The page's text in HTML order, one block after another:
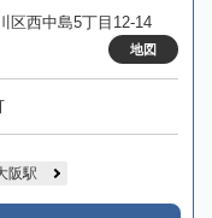
区西中島5丁目12-14
地図
阪駅